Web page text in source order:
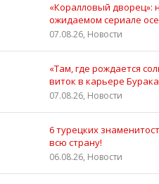
«Коралловый дворец»:
ожидаемом сериале
07.08.26, Новости
«Там, где рождается
виток в карьере
07.08.26, Новости
6 турецких
всю страну!
06.08.26, Новости